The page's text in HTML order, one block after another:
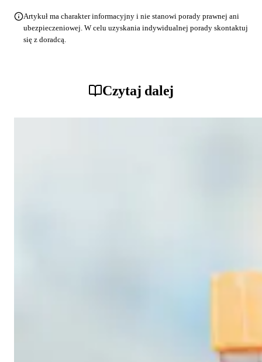
Artykuł ma charakter informacyjny i nie stanowi porady prawnej ani
ubezpieczeniowej. W celu uzyskania indywidualnej porady skontaktuj
się z doradcą.
Czytaj dalej